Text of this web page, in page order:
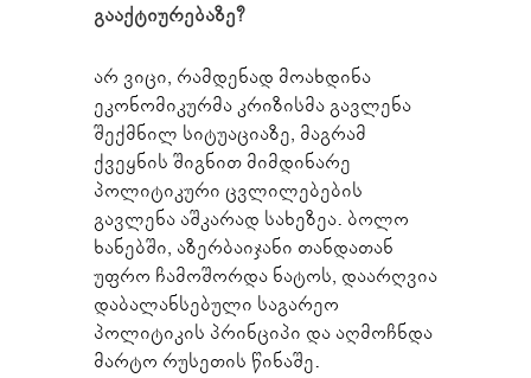
გააქტიურებაზე?
არ ვიცი, რამდენად მოახდინა
ეკონომიკურმა კრიზისმა გავლენა
შექმნილ სიტუაციაზე, მაგრამ
ქვეყნის შიგნით მიმდინარე
პოლიტიკური ცვლილებების
გავლენა აშკარად სახეზეა. ბოლო
ხანებში, აზერბაიჯანი თანდათან
უფრო ჩამოშორდა ნატოს, დაარღვია
დაბალანსებული საგარეო
პოლიტიკის პრინციპი და აღმოჩნდა
მარტო რუსეთის წინაშე.